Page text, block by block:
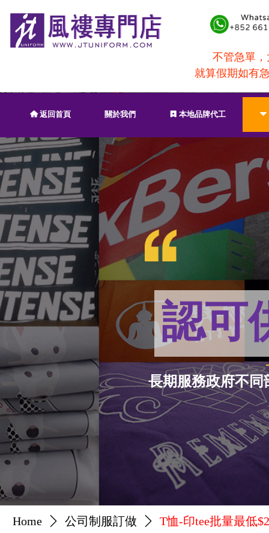
낀 返回首頁 關於我們 끈 本地品牌代工 뀓
認可
長期服務政府不同
不管急單，大
就算假期如有
Home ꄲ 公司制服訂做 ꄲ T恤-印tee批量最低